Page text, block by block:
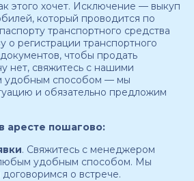
этого хочет. Исключение — выкуп
который проводится по
транспортного средства
о регистрации транспортного
чтобы продать
нет, свяжитесь с нашими
удобным способом — мы
и обязательно предложим
аресте пошагово:
. Свяжитесь с менеджером
удобным способом. Мы
о встрече.